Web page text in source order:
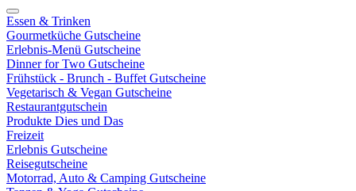
Essen & Trinken
Gourmetküche Gutscheine
Erlebnis-Menü Gutscheine
Dinner for Two Gutscheine
Frühstück - Brunch - Buffet Gutscheine
Vegetarisch & Vegan Gutscheine
Restaurantgutschein
Produkte Dies und Das
Freizeit
Erlebnis Gutscheine
Reisegutscheine
Motorrad, Auto & Camping Gutscheine